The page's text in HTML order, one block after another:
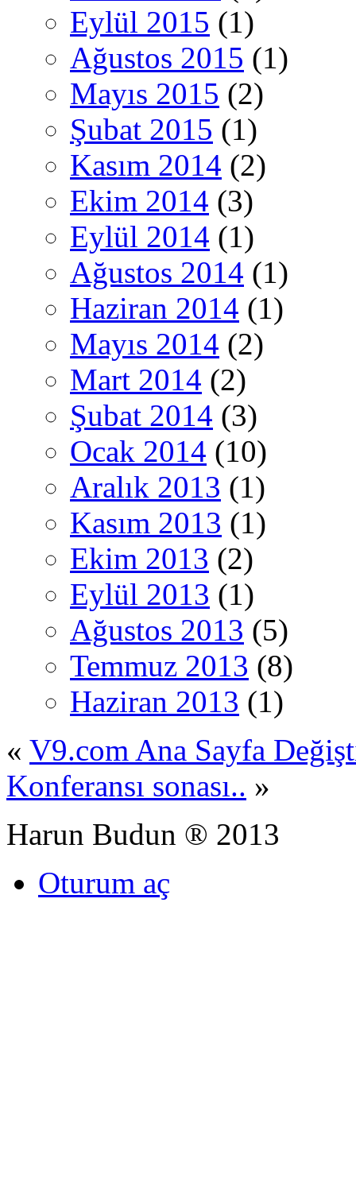
Eylül 2015 (1)
Ağustos 2015 (1)
Mayıs 2015 (2)
Şubat 2015 (1)
Kasım 2014 (2)
Ekim 2014 (3)
Eylül 2014 (1)
Ağustos 2014 (1)
Haziran 2014 (1)
Mayıs 2014 (2)
Mart 2014 (2)
Şubat 2014 (3)
Ocak 2014 (10)
Aralık 2013 (1)
Kasım 2013 (1)
Ekim 2013 (2)
Eylül 2013 (1)
Ağustos 2013 (5)
Temmuz 2013 (8)
Haziran 2013 (1)
« V9.com Ana Sayfa
Konferansı sonası.. »
Harun Budun ® 2013
Oturum aç